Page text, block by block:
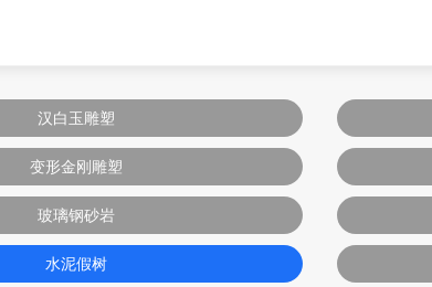
汉白玉雕塑
变形金刚雕塑
玻璃钢砂岩
水泥假树